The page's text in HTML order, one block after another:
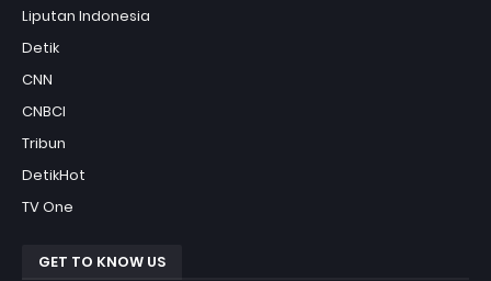
Liputan Indonesia
Detik
CNN
CNBCI
Tribun
DetikHot
TV One
GET TO KNOW US